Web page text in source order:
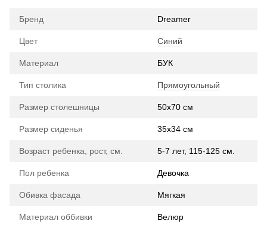
Бренд Dreamer
Цвет Синий
Материал БУК
Тип столика Прямоугольный
Размер столешницы 50х70 см
Размер сиденья 35х34 см
Возраст ребенка, рост, см. 5-7 лет, 115-125 см.
Пол ребенка Девочка
Обивка фасада Мягкая
Материал оббивки Велюр